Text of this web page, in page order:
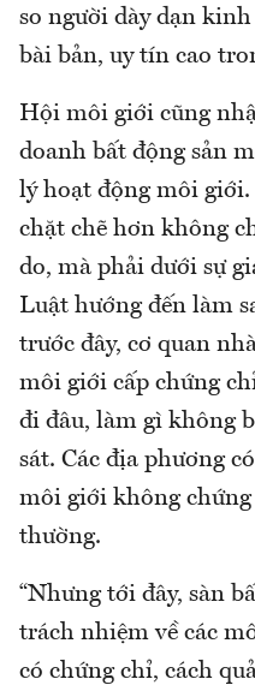
so người dày dạn
bài bản, uy tín cao
Hội môi giới cũng
doanh bất động sản
lý hoạt động môi
chặt chẽ hơn không
do, mà phải dưới sự
Luật hướng đến làm
trước đây, cơ quan
môi giới cấp chứng
đi đâu, làm gì không
sát. Các địa phương
môi giới không
thường.
“Nhưng tới đây, sàn
trách nhiệm về các
có chứng chỉ, cách